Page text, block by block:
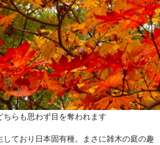
らも思わず目を奪われます
ており日本固有種。まさに雑木の庭の趣